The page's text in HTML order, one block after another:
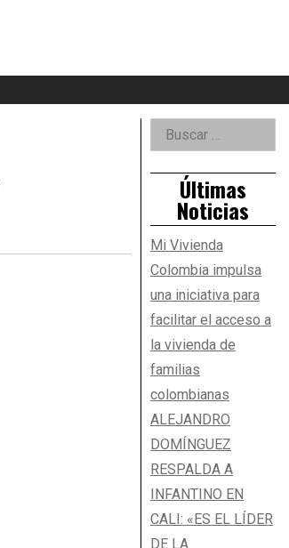
Right
Asides
Buscar:
Últimas
Noticias
Mi Vivienda
Colombia impulsa
una iniciativa para
facilitar el acceso a
la vivienda de
familias
colombianas
ALEJANDRO
DOMÍNGUEZ
RESPALDA A
INFANTINO EN
CALI: «ES EL LÍDER
DE LA